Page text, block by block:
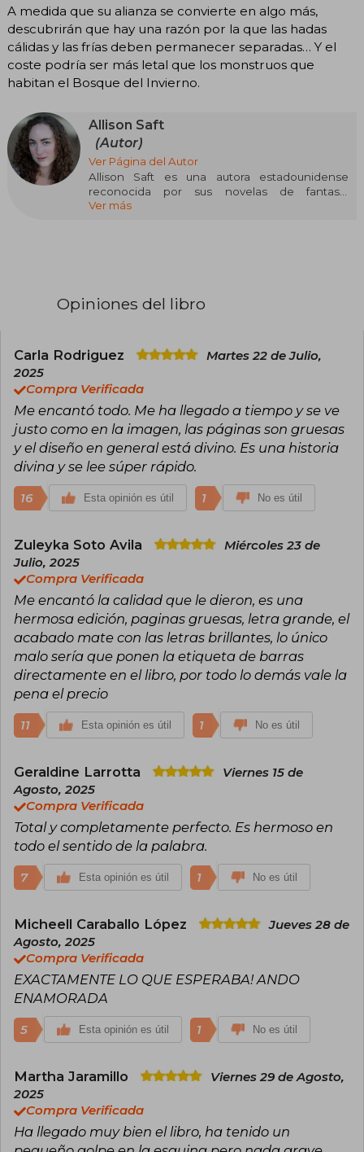
A medida que su alianza se convierte en algo más,
descubrirán que hay una razón por la que las hadas
cálidas y las frías deben permanecer separadas… Y el
coste podría ser más letal que los monstruos que
habitan el Bosque del Invierno.
Allison Saft
(Autor)
Ver Página del Autor
Allison Saft es una autora estadounidense
reconocida por sus novelas de fantasía
romántica. Obtuvo una maestría en Literatura
Saft ha sido reconocida como autora bestseller
Ver más
Opiniones del libro
Carla Rodriguez
Martes 22 de Julio,
2025
Compra Verificada
Me encantó todo. Me ha llegado a tiempo y se ve
justo como en la imagen, las páginas son gruesas
y el diseño en general está divino. Es una historia
divina y se lee súper rápido.
16 Esta opinión es útil 1 No es útil
Zuleyka Soto Avila
Miércoles 23 de
Julio, 2025
Compra Verificada
Me encantó la calidad que le dieron, es una
hermosa edición, paginas gruesas, letra grande, el
acabado mate con las letras brillantes, lo único
malo sería que ponen la etiqueta de barras
directamente en el libro, por todo lo demás vale la
pena el precio
11 Esta opinión es útil 1 No es útil
Geraldine Larrotta
Viernes 15 de
Agosto, 2025
Compra Verificada
Total y completamente perfecto. Es hermoso en
todo el sentido de la palabra.
7 Esta opinión es útil 1 No es útil
Micheell Caraballo López
Jueves 28 de
Agosto, 2025
Compra Verificada
EXACTAMENTE LO QUE ESPERABA! ANDO
ENAMORADA
5 Esta opinión es útil 1 No es útil
Martha Jaramillo
Viernes 29 de Agosto,
2025
Compra Verificada
Ha llegado muy bien el libro, ha tenido un